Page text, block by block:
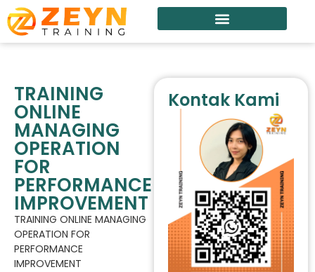
TRAINING
ONLINE
MANAGING
OPERATION
FOR
PERFORMANCE
IMPROVEMENT
TRAINING ONLINE MANAGING
OPERATION FOR
PERFORMANCE
IMPROVEMENT
Kontak Kami